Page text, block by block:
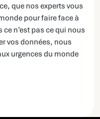
que nos experts vous
pour faire face à
ce n’est pas ce qui nous
vos données, nous
urgences du monde